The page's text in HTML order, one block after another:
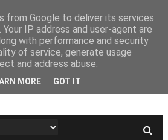
de
from Google to deliver its services
IP address and user-agent are
with performance and security
of service, generate usage
and address abuse.
MORE GOT IT